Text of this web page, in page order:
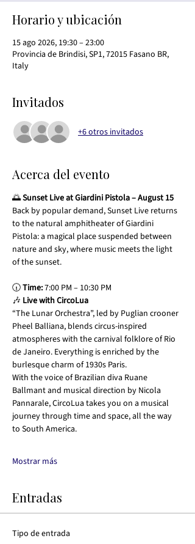
Horario y ubicación
15 ago 2026, 19:30 – 23:00
Provincia de Brindisi, SP1, 72015 Fasano BR,
Italy
Invitados
+6 otros invitados
Acerca del evento
🌅 Sunset Live at Giardini Pistola – August 15
Back by popular demand, Sunset Live returns
to the natural amphitheater of Giardini
Pistola: a magical place suspended between
nature and sky, where music meets the light
of the sunset.
🕡 Time: 7:00 PM – 10:30 PM
🎶 Live with CircoLua
“The Lunar Orchestra”, led by Puglian crooner
Pheel Balliana, blends circus-inspired
atmospheres with the carnival folklore of Rio
de Janeiro. Everything is enriched by the
burlesque charm of 1930s Paris.
With the voice of Brazilian diva Ruane
Ballmant and musical direction by Nicola
Pannarale, CircoLua takes you on a musical
journey through time and space, all the way
to South America.
Mostrar más
Entradas
Tipo de entrada